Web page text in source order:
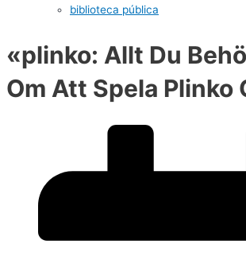
biblioteca pública
«plinko: Allt Du
Om Att Spela Plinko